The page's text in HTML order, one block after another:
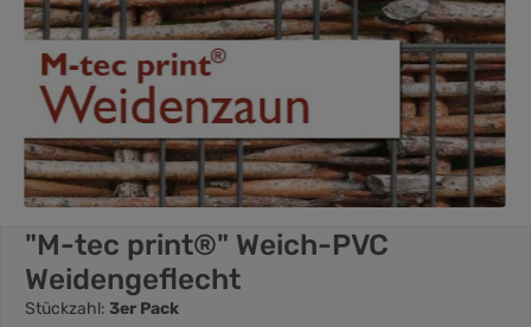
"M-tec print®" Weich-PVC
Weidengeflecht
Stückzahl: 3er Pack